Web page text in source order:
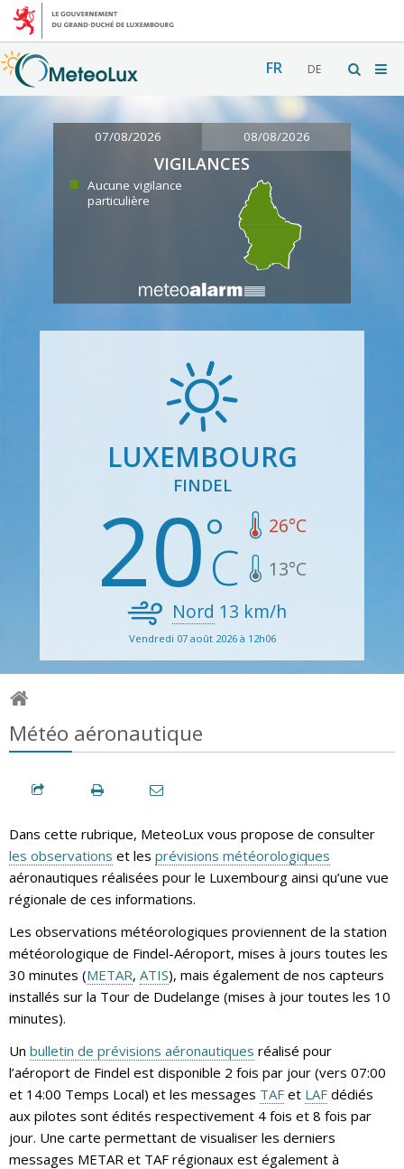
FR DE
07/08/2026 08/08/2026
VIGILANCES
Aucune vigilance
particulière
LUXEMBOURG
FINDEL
20 26°C
13°C
Nord 13 km/h
Vendredi 07 août 2026 à 12h06
Météo aéronautique
Dans cette rubrique, MeteoLux vous propose de consulter
les observations et les prévisions météorologiques
aéronautiques réalisées pour le Luxembourg ainsi qu’une vue
régionale de ces informations.
Les observations météorologiques proviennent de la station
météorologique de Findel-Aéroport, mises à jours toutes les
30 minutes (METAR, ATIS), mais également de nos capteurs
installés sur la Tour de Dudelange (mises à jour toutes les 10
minutes).
Un bulletin de prévisions aéronautiques réalisé pour
l’aéroport de Findel est disponible 2 fois par jour (vers 07:00
et 14:00 Temps Local) et les messages TAF et LAF dédiés
aux pilotes sont édités respectivement 4 fois et 8 fois par
jour. Une carte permettant de visualiser les derniers
messages METAR et TAF régionaux est également à